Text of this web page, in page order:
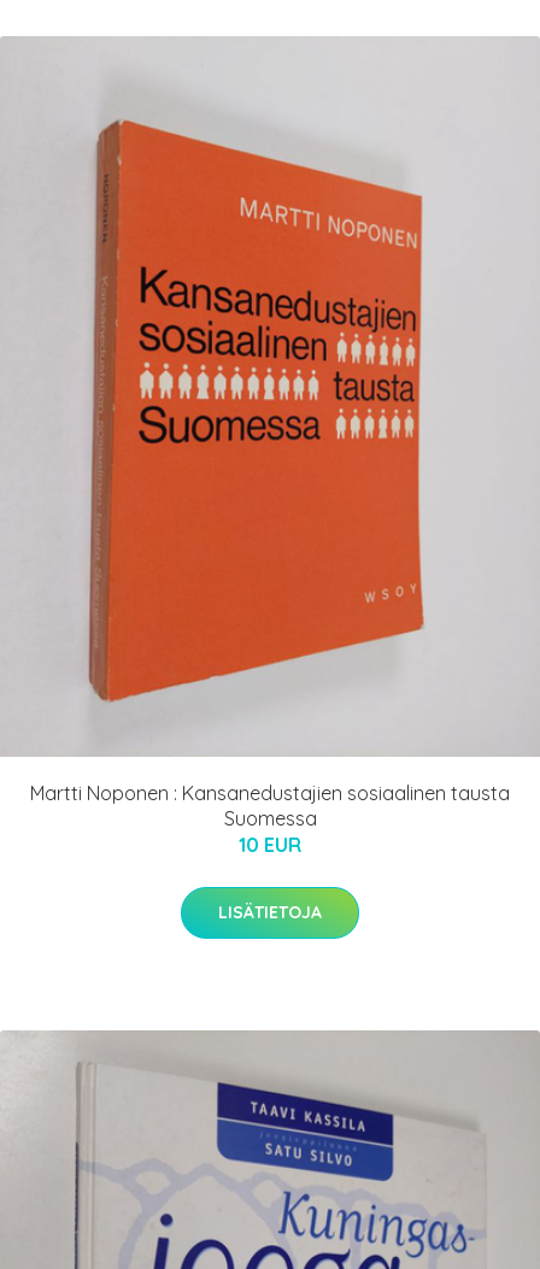
Martti Noponen : Kansanedustajien sosiaalinen tausta
Suomessa
10 EUR
LISÄTIETOJA